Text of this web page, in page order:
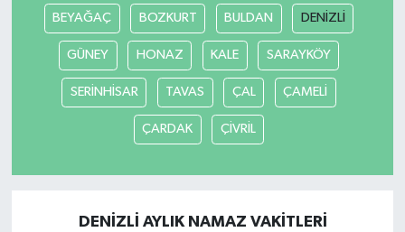
BEYAĞAÇ BOZKURT BULDAN DENİZLİ
GÜNEY HONAZ KALE SARAYKÖY
SERİNHİSAR TAVAS ÇAL ÇAMELİ
ÇARDAK ÇİVRİL
DENİZLİ AYLIK NAMAZ VAKITLERI